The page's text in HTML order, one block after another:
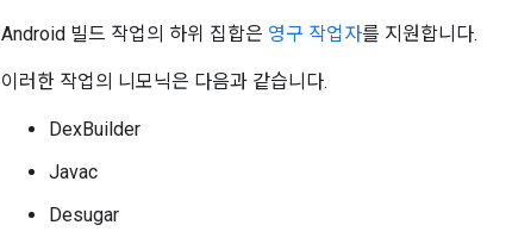
Android 빌드 작업의 하위 집합은 영구 작업자를 지원합니다.
이러한 작업의 니모닉은 다음과 같습니다.
DexBuilder
Javac
Desugar